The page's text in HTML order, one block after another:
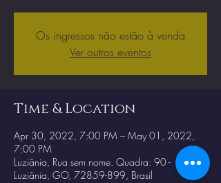
Os ingressos não estão à venda
Ver outros eventos
Time & Location
Apr 30, 2022, 7:00 PM – May 01, 2022,
7:00 PM
Luziânia, Rua sem nome. Quadra: 90 -
Luziânia, GO, 72859-899, Brasil